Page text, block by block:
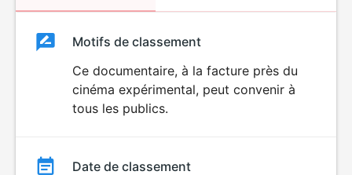
ClassementClassement
Motifs de classement
Ce documentaire, à la facture près du
cinéma expérimental, peut convenir à
tous les publics.
Date de classement